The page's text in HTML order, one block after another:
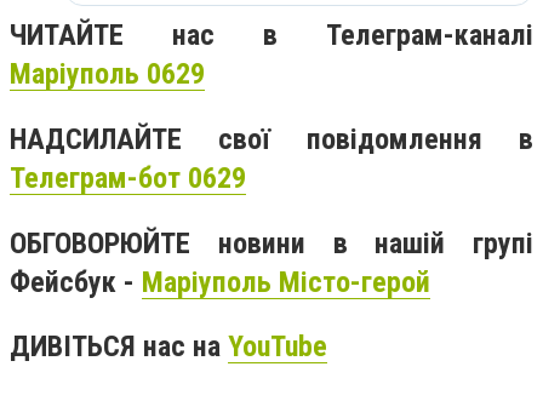
ЧИТАЙТЕ нас в Телеграм-каналі
Маріуполь 0629
НАДСИЛАЙТЕ свої повідомлення в
Телеграм-бот 0629
ОБГОВОРЮЙТЕ новини в нашій групі
Фейсбук - Маріуполь Місто-герой
ДИВІТЬСЯ нас на YouTube